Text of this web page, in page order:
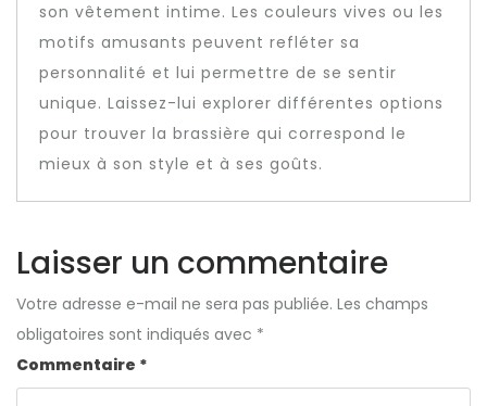
son vêtement intime. Les couleurs vives ou les
motifs amusants peuvent refléter sa
personnalité et lui permettre de se sentir
unique. Laissez-lui explorer différentes options
pour trouver la brassière qui correspond le
mieux à son style et à ses goûts.
Laisser un commentaire
Votre adresse e-mail ne sera pas publiée. Les champs
obligatoires sont indiqués avec *
Commentaire *